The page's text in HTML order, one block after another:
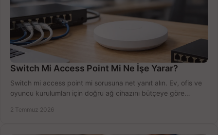
Switch Mi Access Point Mi Ne İşe Yarar?
Switch mi access point mi sorusuna net yanıt alın. Ev, ofis ve
oyuncu kurulumları için doğru ağ cihazını bütçeye göre
2 Temmuz 2026